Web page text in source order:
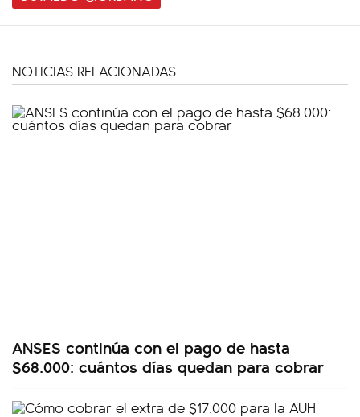
NOTICIAS RELACIONADAS
ANSES continúa con el pago de hasta
$68.000: cuántos días quedan para cobrar